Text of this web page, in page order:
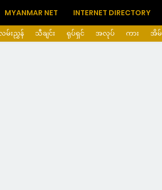
MYANMAR NET INTERNET DIRECTORY
မ်းညွှန် သီချင်း ရုပ်ရှင် အလုပ် ကား အိမ်